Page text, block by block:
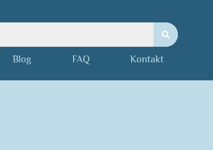
Blog FAQ Kontakt